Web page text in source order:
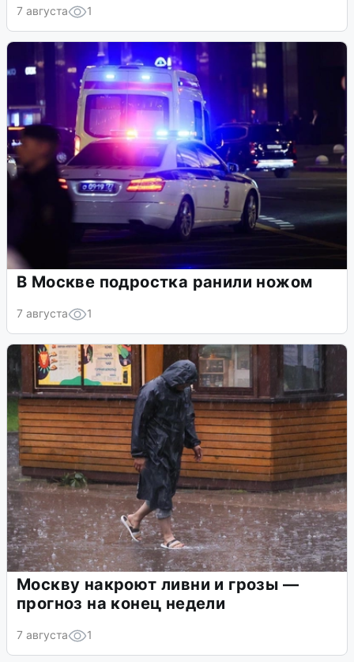
7 августа 1
В Москве подростка ранили ножом
7 августа 1
Москву накроют ливни и грозы —
прогноз на конец недели
7 августа 1